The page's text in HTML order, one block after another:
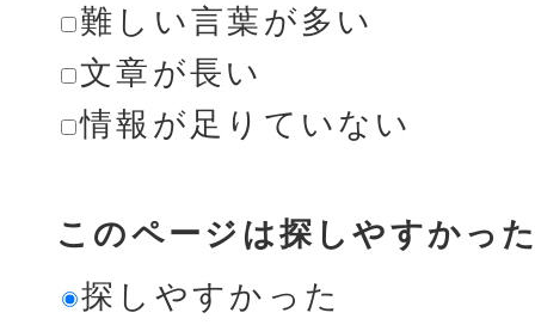
難しい言葉が多い
文章が長い
情報が足りていない
このページは探しやすかっ
探しやすかった